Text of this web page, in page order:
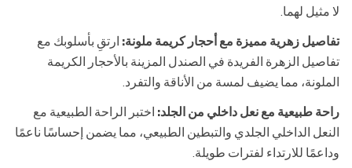
لا مثيل لهما.
تفاصيل زهرية مميزة مع أحجار كريمة ملونة: ارتقِ بأسلوبك مع
تفاصيل الزهرة الفريدة في الصندل المزينة بالأحجار الكريمة
الملونة، مما يضيف لمسة من الأناقة والتفرد.
راحة طبيعية مع نعل داخلي من الجلد: اختبر الراحة الطبيعية مع
النعل الداخلي الجلدي والتبطين الطبيعي، مما يضمن إحساسًا ناعمًا
وداعمًا للارتداء لفترات طويلة.